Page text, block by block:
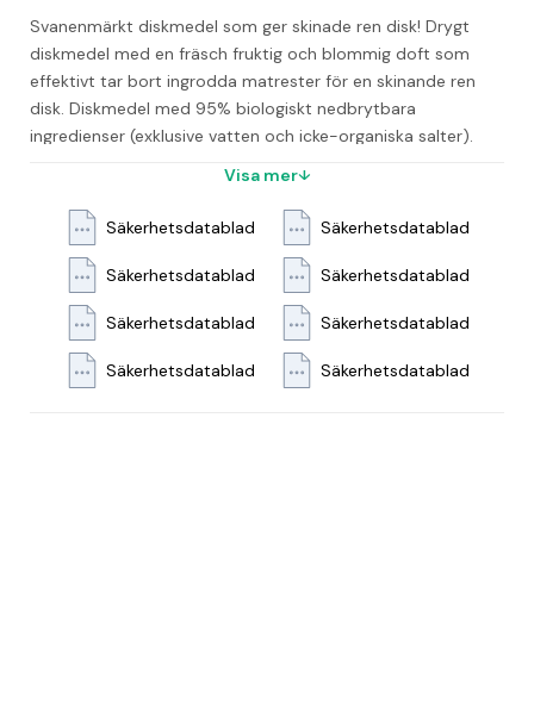
Svanenmärkt diskmedel som ger skinade ren disk! Drygt
diskmedel med en fräsch fruktig och blommig doft som
effektivt tar bort ingrodda matrester för en skinande ren
disk. Diskmedel med 95% biologiskt nedbrytbara
ingredienser (exklusive vatten och icke-organiska salter).
energi. Dosering: 2 ml per 5 liter vatten. - pH-värde: 8,4-9,4
- Lukt: Parfymerad - Utseende: Färgad vätska - Svanen:
Licensnummer 30250012
Visa mer
Säkerhetsdatablad Säkerhetsdatablad
Säkerhetsdatablad Säkerhetsdatablad
Säkerhetsdatablad Säkerhetsdatablad
Säkerhetsdatablad Säkerhetsdatablad